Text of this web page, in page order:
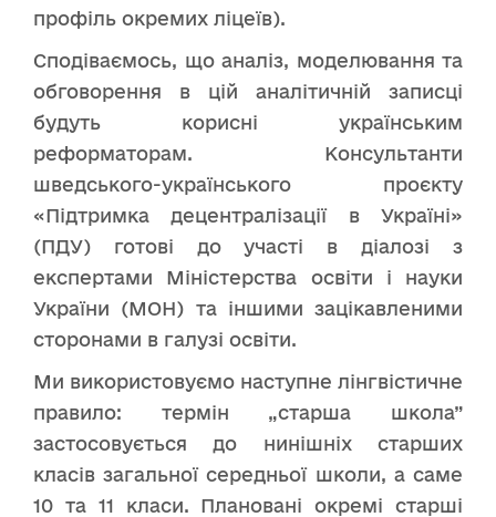
профіль окремих ліцеїв).
Сподіваємось, що аналіз, моделювання та
обговорення в цій аналітичній записці
будуть корисні українським
реформаторам. Консультанти
шведського-українського проєкту
«Підтримка децентралізації в Україні»
(ПДУ) готові до участі в діалозі з
експертами Міністерства освіти і науки
України (МОН) та іншими зацікавленими
сторонами в галузі освіти.
Ми використовуємо наступне лінгвістичне
правило: термін „старша школа”
застосовується до нинішніх старших
класів загальної середньої школи, а саме
10 та 11 класи. Плановані окремі старші